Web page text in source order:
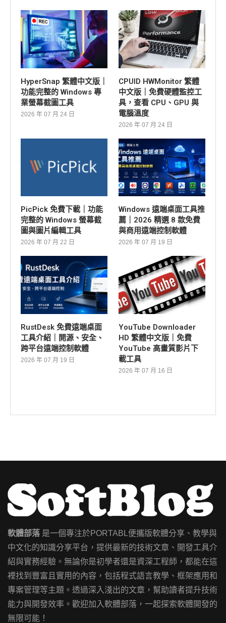
HyperSnap 繁體中文版｜
功能完整的 Windows 專
業螢幕截圖工具
2026 年 07 月 24 日
CPUID HWMonitor 繁體
中文版｜免費硬體監控工
具，查看 CPU、GPU 與
電腦溫度
2026 年 07 月 24 日
PicPick 免費下載｜功能
完整的 Windows 螢幕截
圖與圖片編輯工具
2026 年 07 月 22 日
Windows 遠端桌面工具推
薦｜2026 精選 8 款免費
與商用遠端控制軟體
2026 年 07 月 19 日
RustDesk 免費遠端桌面
工具介紹｜開源、安全、
跨平台遠端控制軟體
2026 年 07 月 19 日
YouTube Downloader
HD 繁體中文版｜免費
YouTube 高畫質影片下
載工具
2026 年 07 月 16 日
軟體部落是一個專注於PORTABL便攜版軟體分享、教學與
中文化的知識分享平台，提供最新的技術文章、開發工具介
紹與實務經驗。無論你是初學者還是資深工程師，都能在這
裡找到豐富且實用的內容，包括程式語言教學、框架應用和
專案管理等主題。透過深入淺出的文章，幫助讀者提升技術
能力與開發效率。歡迎加入軟體部落，一起探索軟體開發的
無限可能！